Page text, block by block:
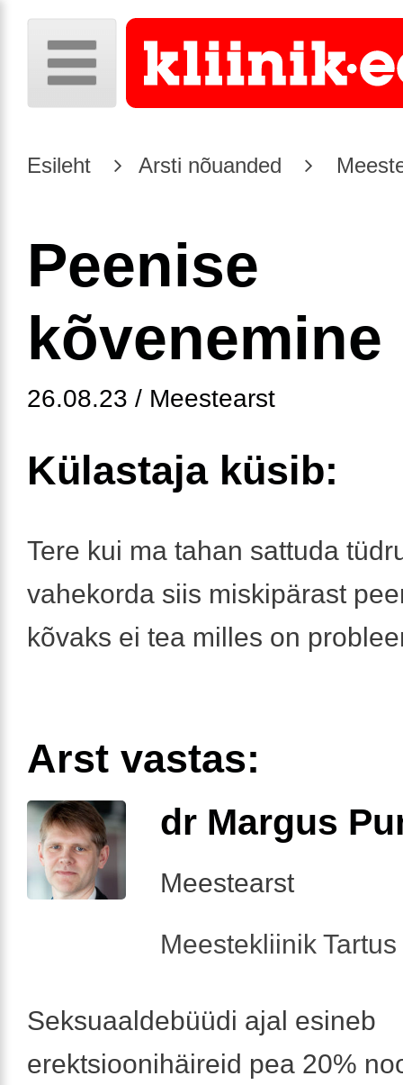
Esileht Arsti nõuanded
Peenise
kõvenemine
26.08.23 / Meestearst
Külastaja küsib:
Tere kui ma tahan sattuda
vahekorda siis miskipärast
kõvaks ei tea milles on
Arst vastas:
dr Margus
Meestearst
Meestekliinik
Seksuaaldebüüdi ajal esineb
erektsioonihäireid pea 20%